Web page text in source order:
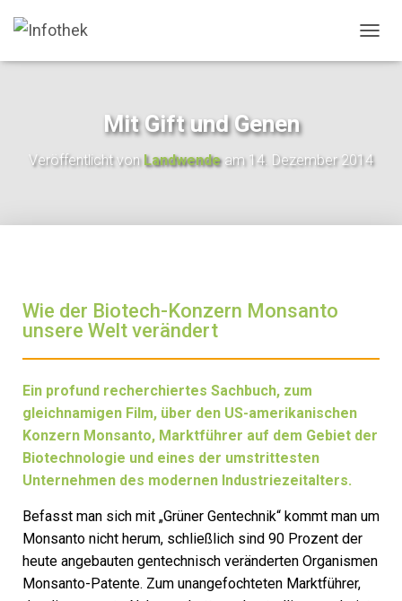
A
I
Mit Gift und Genen
Veröffentlicht vonLandwendeam 14. Dezember 2014
Wie der Biotech-Konzern Monsanto
unsere Welt verändert
Ein profund recherchiertes Sachbuch, zum
gleichnamigen Film, über den US-amerikanischen
Konzern Monsanto, Marktführer auf dem Gebiet der
Biotechnologie und eines der umstrittesten
Unternehmen des modernen Industriezeitalters.
Befasst man sich mit „Grüner Gentechnik“ kommt man um
Monsanto nicht herum, schließlich sind 90 Prozent der
heute angebauten gentechnisch veränderten Organismen
Monsanto-Patente. Zum unangefochteten Marktführer,